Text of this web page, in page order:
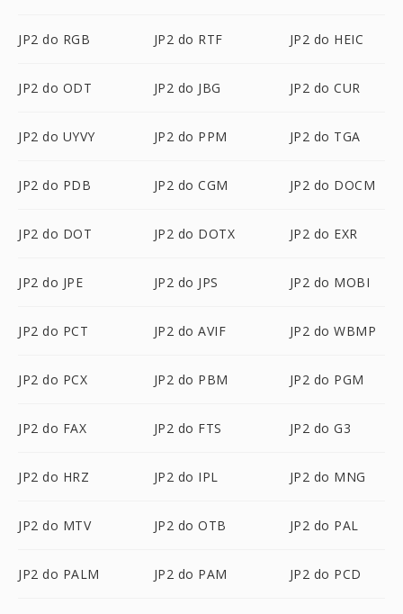
JP2 do RGB JP2 do RTF JP2 do HEIC
JP2 do ODT JP2 do JBG JP2 do CUR
JP2 do UYVY JP2 do PPM JP2 do TGA
JP2 do PDB JP2 do CGM JP2 do DOCM
JP2 do DOT JP2 do DOTX JP2 do EXR
JP2 do JPE JP2 do JPS JP2 do MOBI
JP2 do PCT JP2 do AVIF JP2 do WBMP
JP2 do PCX JP2 do PBM JP2 do PGM
JP2 do FAX JP2 do FTS JP2 do G3
JP2 do HRZ JP2 do IPL JP2 do MNG
JP2 do MTV JP2 do OTB JP2 do PAL
JP2 do PALM JP2 do PAM JP2 do PCD